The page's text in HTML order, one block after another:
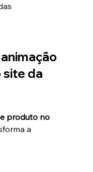
site da
produto no
a